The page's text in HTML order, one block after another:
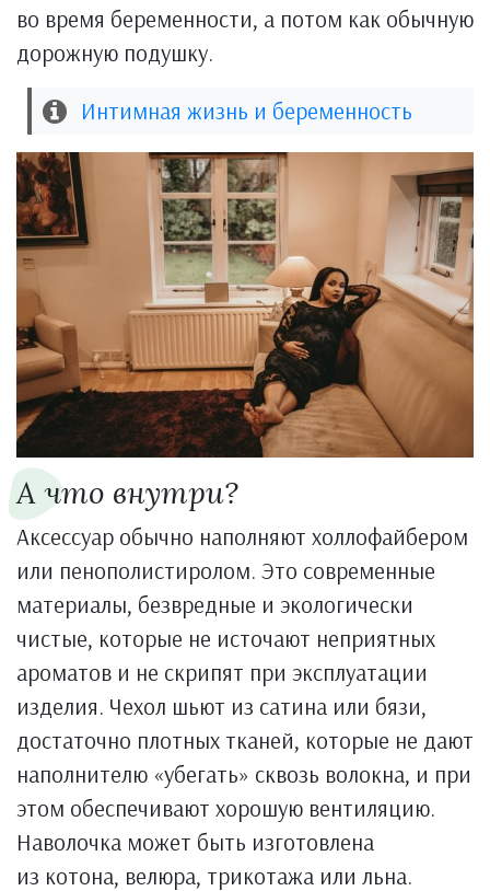
во время беременности, а потом как обычную
дорожную подушку.
Интимная жизнь и беременность
А что внутри?
Аксессуар обычно наполняют холлофайбером
или пенополистиролом. Это современные
материалы, безвредные и экологически
чистые, которые не источают неприятных
ароматов и не скрипят при эксплуатации
изделия. Чехол шьют из сатина или бязи,
достаточно плотных тканей, которые не дают
наполнителю «убегать» сквозь волокна, и при
этом обеспечивают хорошую вентиляцию.
Наволочка может быть изготовлена
из котона, велюра, трикотажа или льна.